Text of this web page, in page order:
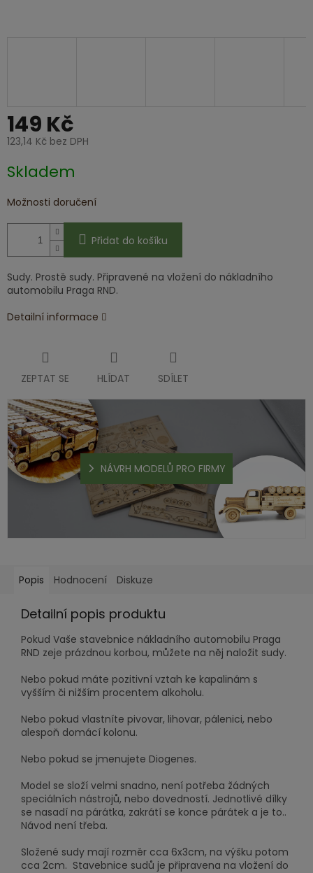
149 Kč
123,14 Kč bez DPH
cena:
Skladem
Možnosti doručení
Přidat do košíku
Sudy. Prostě sudy. Připravené na vložení do nákladního
automobilu Praga RND.
Detailní informace
ZEPTAT SE HLÍDAT SDÍLET
NÁVRH MODELŮ PRO FIRMY
Popis Hodnocení Diskuze
Detailní popis produktu
Pokud Vaše stavebnice nákladního automobilu Praga
RND zeje prázdnou korbou, můžete na něj naložit sudy.
Nebo pokud máte pozitivní vztah ke kapalinám s
vyšším či nižším procentem alkoholu.
Nebo pokud vlastníte pivovar, lihovar, pálenici, nebo
alespoň domácí kolonu.
Nebo pokud se jmenujete Diogenes.
Model se složí velmi snadno, není potřeba žádných
speciálních nástrojů, nebo dovedností. Jednotlivé dílky
se nasadí na párátka, zakrátí se konce párátek a je to..
Návod není třeba.
Složené sudy mají rozměr cca 6x3cm, na výšku potom
cca 2cm. Stavebnice sudů je připravena na vložení do